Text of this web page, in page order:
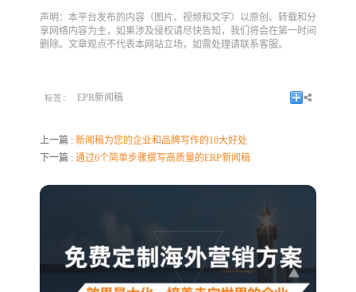
声明：本平台发布的内容（图片、视频和文字）以原创、转载和分
享网络内容为主，如果涉及侵权请尽快告知，我们将会在第一时间
删除。文章观点不代表本网站立场，如需处理请联系客服。
标签： EPR新闻稿
上一篇 : 新闻稿为您的企业和品牌写作的10大好处
下一篇 : 通过6个简单步骤撰写高质量的ERP新闻稿